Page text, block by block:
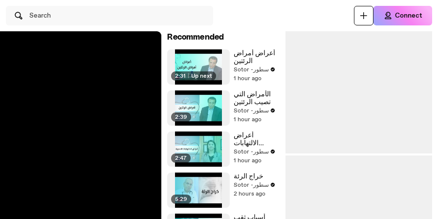
Search Connect
Recommended
2:31 | Up next
أعراض أمراض
الرئتين
Sotor -سطور
1 hour ago
2:39
الأمراض التي
تصيب الرئتين
Sotor -سطور
1 hour ago
2:47
أعراض
الالتهابات
الصدريةSotor -سطور
1 hour ago
5:29
خراج الرئة
Sotor -سطور
2 hours ago